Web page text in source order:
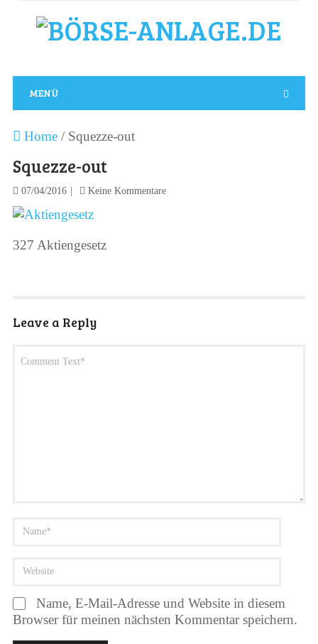
MENÜ
Home/ Squezze-out
Squezze-out
07/04/2016 Keine Kommentare
327 Aktiengesetz
Leave a Reply
Name, E-Mail-Adresse und Website in diesem
Browser für meinen nächsten Kommentar speichern.